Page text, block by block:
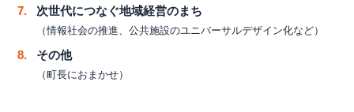
次世代につなぐ地域経営のまち
（情報社会の推進、公共施設のユニバーサルデザイン化など）
その他
（町長におまかせ）